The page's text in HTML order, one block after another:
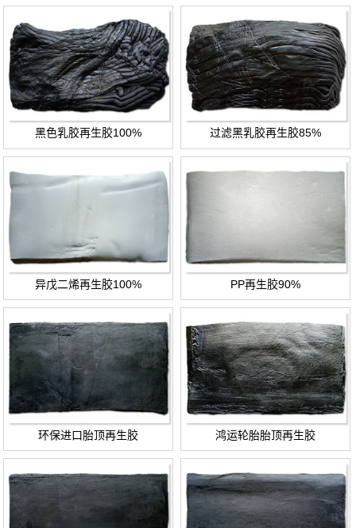
黑色乳胶再生胶100% 过滤黑乳胶再生胶85%
异戊二烯再生胶100% PP再生胶90%
环保进口胎顶再生胶 鸿运轮胎胎顶再生胶